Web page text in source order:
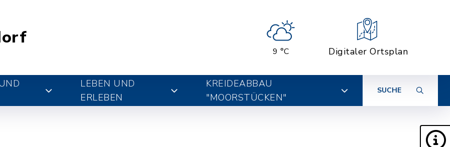
9 °C Digitaler Ortsplan
LEBEN UND
ERLEBEN
KREIDEABBAU
"MOORSTÜCKEN"
SUCHE